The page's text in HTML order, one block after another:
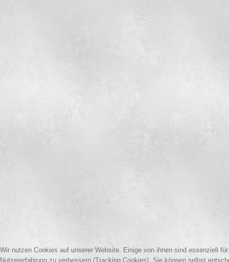
Wir nutzen Cookies auf unserer Website. Einige von ihnen sind essenziell
Nutzererfahrung zu verbessern (Tracking Cookies). Sie können selbst